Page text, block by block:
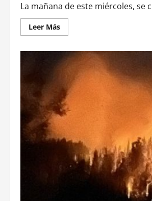
La mañana de este miércoles,
Leer Más